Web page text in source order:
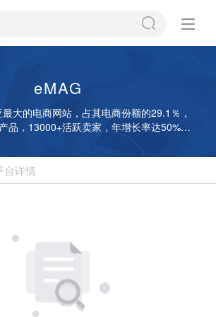
eMAG
大的电商网站，占其电商份额的29.1％，
品，13000+活跃卖家，年增长率达50%，
元，公司的员工人数在1000人以上，其销
，正式进军保加利亚、匈牙利、波兰等市
尼亚第一家举行黑五活动的零售商。
台详情